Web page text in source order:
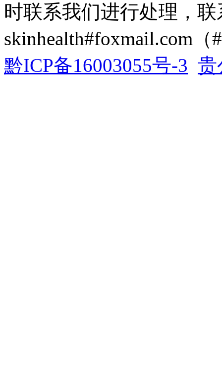
时联系我们进行处理，
skinhealth#foxmail.com（
黔ICP备16003055号-3 贵